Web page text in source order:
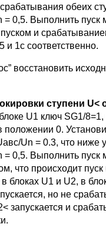
обеих
= 0,5. Выполнить пуск
и
и 1с соответственно.
восстановить
ступени U<
U1 ключ SG1/8=1,
положении 0.
Un = 0.3, что ниже
= 0,5. Выполнить пуск
что происходит
блоках U1 и U2, в
но не
запускается и